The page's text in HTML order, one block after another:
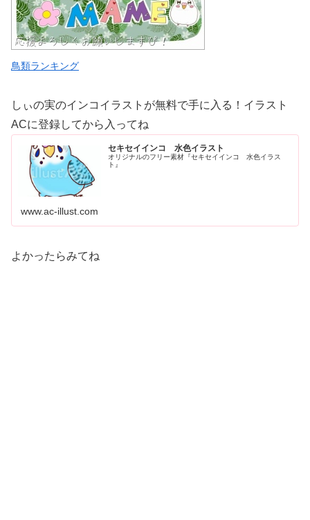
鳥類ランキング
しぃの実のインコイラストが無料で手に入る！イラスト
ACに登録してから入ってね
セキセイインコ 水色イラスト
オリジナルのフリー素材『セキセイインコ 水色イラス
ト』
www.ac-illust.com
よかったらみてね